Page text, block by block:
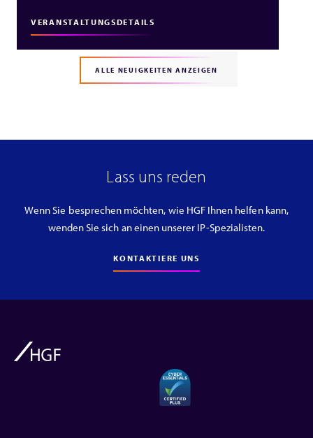
VERANSTALTUNGSDETAILS
ALLE NEUIGKEITEN ANZEIGEN
Lass uns reden
Wenn Sie besprechen möchten, wie HGF Ihnen helfen kann,
wenden Sie sich an einen unserer IP-Spezialisten.
KONTAKTIERE UNS